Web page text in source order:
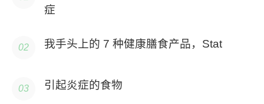
症
我手头上的 7 种健康膳食产品，Stat
引起炎症的食物